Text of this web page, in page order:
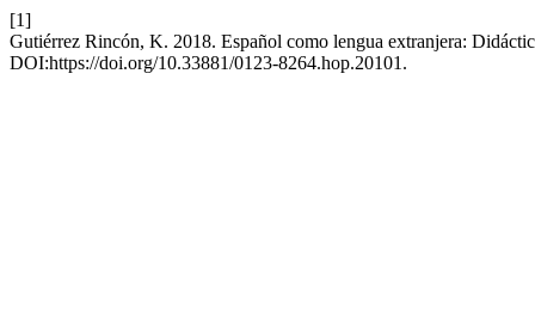
[1]
Gutiérrez Rincón, K. 2018. Español como lengua extranjera:
DOI:https://doi.org/10.33881/0123-8264.hop.20101.